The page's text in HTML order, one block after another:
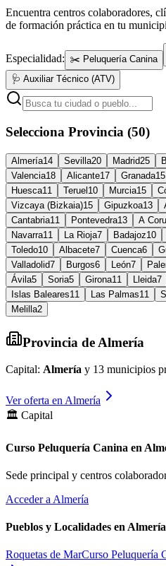
Encuentra centros colaboradores,
de formación práctica en tu
Especialidad: ✂️ Peluquería Canina
🩺 Auxiliar Técnico (ATV)
Selecciona Provincia (50)
Almería14 Sevilla20 Madrid25
Valencia18 Alicante17 Granada15
Huesca11 Teruel 10 Murcia15
Vizcaya (Bizkaia)15 Gipuzkoa13
Cantabria11 Pontevedra13 A
Navarra11 La Rioja7 Badajoz10
Toledo10 Albacete7 Cuenca6
Valladolid7 Burgos6 León7
Ávila5 Soria5 Girona11 Lleida7
Islas Baleares11 Las Palmas11
Melilla2
Provincia de Almería
Capital: Almería y 13 municipios
Ver oferta en Almería
🏛️ Capital
Curso Peluquería Canina en
Sede principal y centros
Acceder a Almería
Pueblos y Localidades en Almería
Roquetas de MarCurso Peluquería